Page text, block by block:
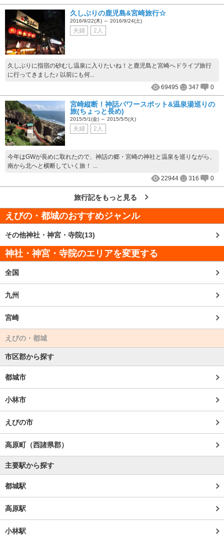
久しぶりの鹿児島&宮崎旅行☆
2016/9/22(木) ～ 2016/9/24(土)
夫婦 2人
久しぶりに指宿の砂むし温泉に入りたいね！と鹿児島と宮崎へドライブ旅行
に行ってきました♪ 以前にも何...
69495
347 0
宮崎縦断！神話パワースポット&温泉湯巡りの
旅(ちょっと長め)
2015/5/1(金) ～ 2015/5/5(火)
夫婦 2人
今年はGWが長めに取れたので、神話の郷・宮崎の神社と温泉を巡りながら、
南から北へと横断していく旅！ ...
22944
316 0
旅行記をもっと見る
えびの・都城のおすすめジャンル
その他神社・神宮・寺院(13)
神社・神宮・寺院のエリアを変更する
全国
九州
宮崎
えびの・都城
市区郡から探す
都城市
小林市
えびの市
高原町（西諸県郡）
主要駅から探す
都城駅
高原駅
小林駅